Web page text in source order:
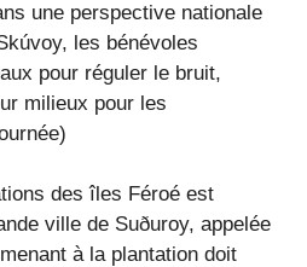
une perspective nationale
les bénévoles
pour réguler le bruit,
milieux pour les
des îles Féroé est
ville de Suðuroy, appelée
à la plantation doit